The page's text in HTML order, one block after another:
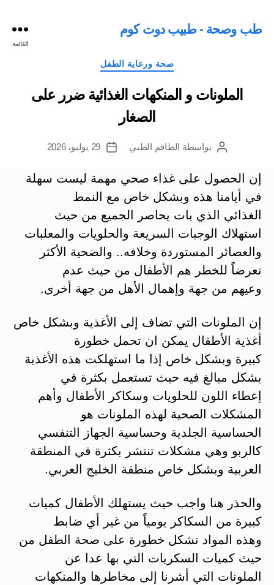
طب وصحة - طبيب دوت كوم
القائمة
التصنيفات
صحة ورعاية الطفل
الملونات و المنكهات الغذائية ضرر على
الصغار
كاتببواسطة الطاقم الطبي
تاريخ
29 يوليو، 2026
إن الحصول على غذاء صحي مهمة ليست سهلة
في أيامنا هذه وبشكل خاص مع النمط
الغذائي الذي بات يحاصر الجميع من حيث
استهلاك الوجبات السريعة والحلويات والمعلبات
والعصائر المستوردة وخلافه.. والضحية الأكثر
تعرضاً للخطر هم الأطفال من حيث عدم
وعيهم من جهة وإهمال الأهل من جهة أخرى.
إن الملونات التي تضاف إلى الأغذية وبشكل خاص
أغذية الأطفال يمكن ان تحمل خطورة
كبيرة وبشكل خاص إذا ما استهلكت هذه الأغذية
بشكل مبالغ فيه حيث تستعمل بكثرة في
إعطاء اللون للحلويات وسكاكر الأطفال وأهم
المشكلات الصحية لهذه الملونات هو
الحساسية الجلدية وحساسية الجهاز التنفسي
كالربو وهي مشكلات تنتشر بكثرة في المنطقة
العربية وبشكل خاص منطقة الخليج العربي.
والحذر هنا واجب حيث يستهلك الأطفال كميات
كبيرة من السكاكر يومياً من غير أي ضابط
وهذه المواد تشكل خطورة على صحة الطفل من
حيث كميات السكريات التي بها عدا عن
الملونات التي أشرنا إلى مخاطرها والمنكهات